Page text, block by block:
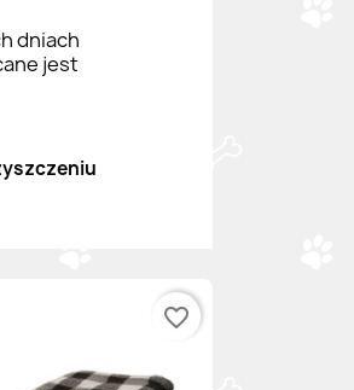
dniach
jest
favorite_border